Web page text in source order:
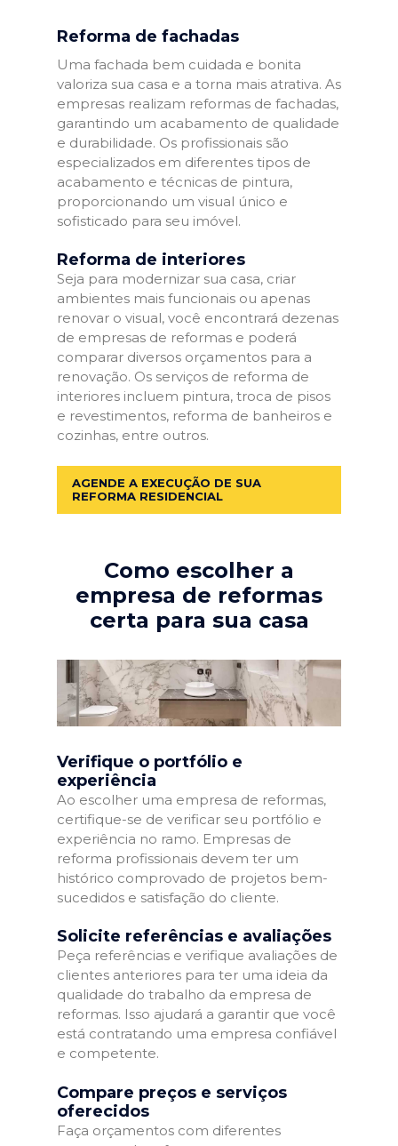
Reforma de fachadas
Uma fachada bem cuidada e bonita
valoriza sua casa e a torna mais atrativa. As
empresas realizam reformas de fachadas,
garantindo um acabamento de qualidade
e durabilidade. Os profissionais são
especializados em diferentes tipos de
acabamento e técnicas de pintura,
proporcionando um visual único e
sofisticado para seu imóvel.
Reforma de interiores
Seja para modernizar sua casa, criar
ambientes mais funcionais ou apenas
renovar o visual, você encontrará dezenas
de empresas de reformas e poderá
comparar diversos orçamentos para a
renovação. Os serviços de reforma de
interiores incluem pintura, troca de pisos
e revestimentos, reforma de banheiros e
cozinhas, entre outros.
AGENDE A EXECUÇÃO DE SUA
REFORMA RESIDENCIAL
Como escolher a
empresa de reformas
certa para sua casa
Verifique o portfólio e
experiência
Ao escolher uma empresa de reformas,
certifique-se de verificar seu portfólio e
experiência no ramo. Empresas de
reforma profissionais devem ter um
histórico comprovado de projetos bem-
sucedidos e satisfação do cliente.
Solicite referências e avaliações
Peça referências e verifique avaliações de
clientes anteriores para ter uma ideia da
qualidade do trabalho da empresa de
reformas. Isso ajudará a garantir que você
está contratando uma empresa confiável
e competente.
Compare preços e serviços
oferecidos
Faça orçamentos com diferentes